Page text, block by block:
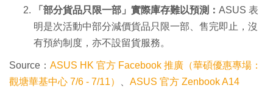
「部分貨品只限一部」實際庫存難以預測： ASUS 表
明是次活動中部分減價貨品只限一部、售完即止，沒
有預約制度，亦不設留貨服務。
Source： ASUS HK 官方 Facebook 推廣（華碩優惠專場：
觀塘華基中心 7/6 - 7/11）
ASUS 官方 Zenbook A14